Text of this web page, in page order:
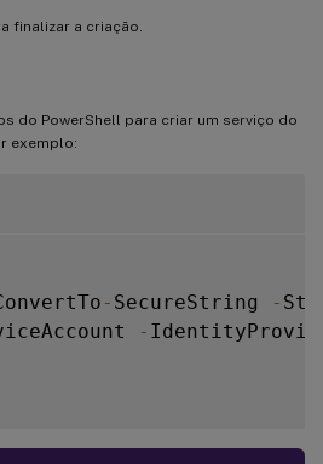
finalizar a criação.
do PowerShell para criar um serviço do
exemplo:
- SecureString -
-